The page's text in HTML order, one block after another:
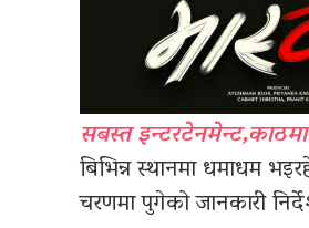
सबस्त
बिभिन्न स्थानमा धमाधम
चरणमा पुगेको जानकारी